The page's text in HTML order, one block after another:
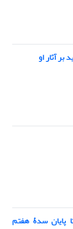
بر آثار او
پایان سدۀ هفتم